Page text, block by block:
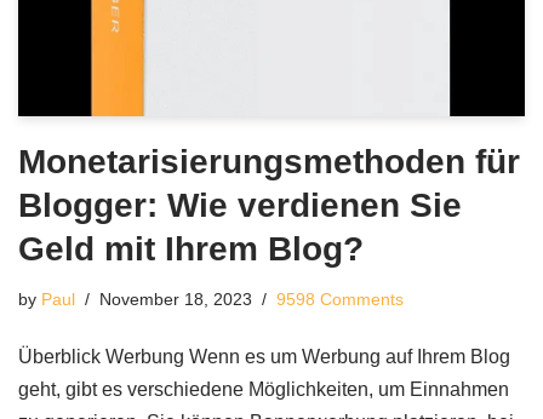
Monetarisierungsmethoden für
Blogger: Wie verdienen Sie
Geld mit Ihrem Blog?
by Paul November 18, 2023 9598 Comments
Überblick Werbung Wenn es um Werbung auf Ihrem Blog
geht, gibt es verschiedene Möglichkeiten, um Einnahmen